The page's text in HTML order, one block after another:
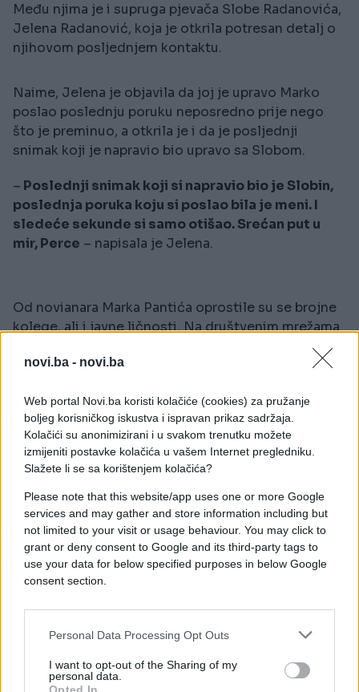
novi.ba - novi.ba
Web portal Novi.ba koristi kolačiće (cookies) za pružanje
boljeg korisničkog iskustva i ispravan prikaz sadržaja.
Kolačići su anonimizirani i u svakom trenutku možete
izmijeniti postavke kolačića u vašem Internet pregledniku.
Slažete li se sa korištenjem kolačića?
Please note that this website/app uses one or more Google
services and may gather and store information including but
not limited to your visit or usage behaviour. You may click to
grant or deny consent to Google and its third-party tags to
use your data for below specified purposes in below Google
consent section.
Personal Data Processing Opt Outs
I want to opt-out of the Sharing of my
personal data.
Među njima je i supruga pjevača Slobe Radanovića,
Jelena Radanović, koja je otkrila potresan detalj o
njihovom posljednjem kontaktu.
Naime, Jelena je objavila da joj je upravo Marko
poslao poslednju poruku neposredno prije nego
što je preminuo, a otkrila je i da je posljednji
snimak koji je napravio bio upravo sa Slobom.
– Poslednji snimak koji si napravio bio je Slobin,
poslednja poruka koju si poslao bila je meni. I
sledeće sekunde si samo otišao. Srećan put u
mir, Perce – napisala je Jelena.
Od novianara Marka Pantića oprostile su se brojne
kolege, ali i javne ličnosti. Na društvenim mrežama
oglasile su se Marija Šerifović, Slađa Alegro, Tijana
Milentijević, Tamara Milutinović, Breskvica, Jovana
Podsjetimo, Marko Pantić preminuo je iznenada u
36. godini života. Tokom dugogodišnje karijere
ostavio je dubok trag u novinarstvu, sarađivao sa
brojnim estradnim umjetnicima i bio poznat po
svojoj humanosti, vedrom duhu i nesebičnoj
pomoći drugima, zbog čega se od njega ovih dana
opraštaju mnogi prijatelji i kolege.